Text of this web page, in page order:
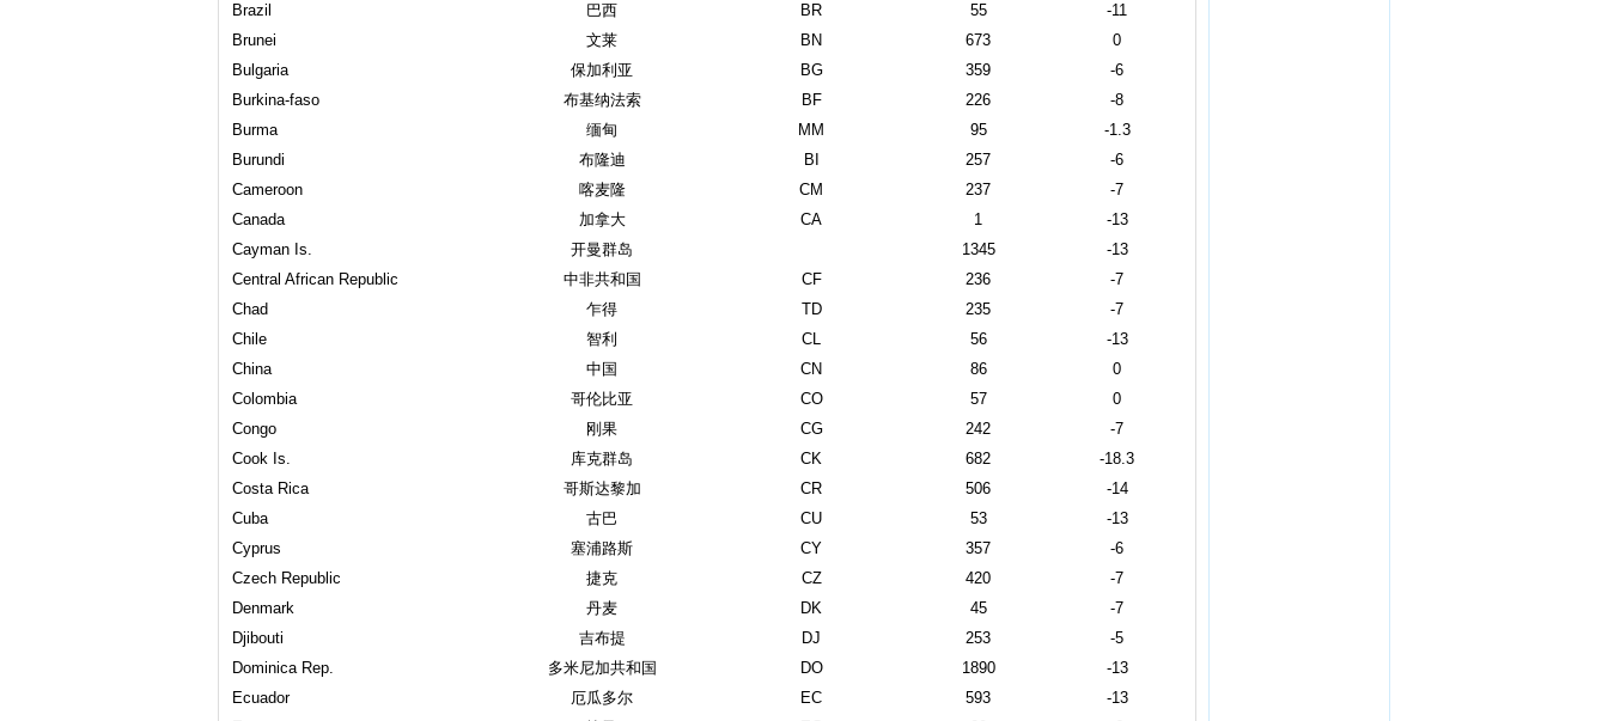
Brazil
巴西 BR 55
-11
Brunei
文莱 BN 673
0
Bulgaria
保加利亚 BG 359
-6
Burkina-faso
布基纳法索 BF 226
-8
Burma
缅甸 MM 95
-1.3
Burundi
布隆迪 BI 257
-6
Cameroon
喀麦隆 CM 237
-7
Canada
加拿大 CA 1
-13
Cayman Is.
开曼群岛 1345
-13
Central African Republic
中非共和国 CF 236
-7
Chad
乍得 TD 235
-7
Chile
智利 CL 56
-13
China
中国 CN 86
0
Colombia
哥伦比亚 CO 57
0
Congo
刚果 CG 242
-7
Cook Is.
库克群岛 CK 682
-18.3
Costa Rica
哥斯达黎加 CR 506
-14
Cuba
古巴 CU 53
-13
Cyprus
塞浦路斯 CY 357
-6
Czech Republic
捷克 CZ 420
-7
Denmark
丹麦 DK 45
-7
Djibouti
吉布提 DJ 253
-5
Dominica Rep.
多米尼加共和国 DO 1890
-13
Ecuador
厄瓜多尔 EC 593
-13